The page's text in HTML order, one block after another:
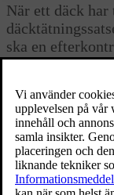
Uppdaterad 2023-
När ett däck
ska en
körning.
Kontrollera
Ta fram
Skruva loss